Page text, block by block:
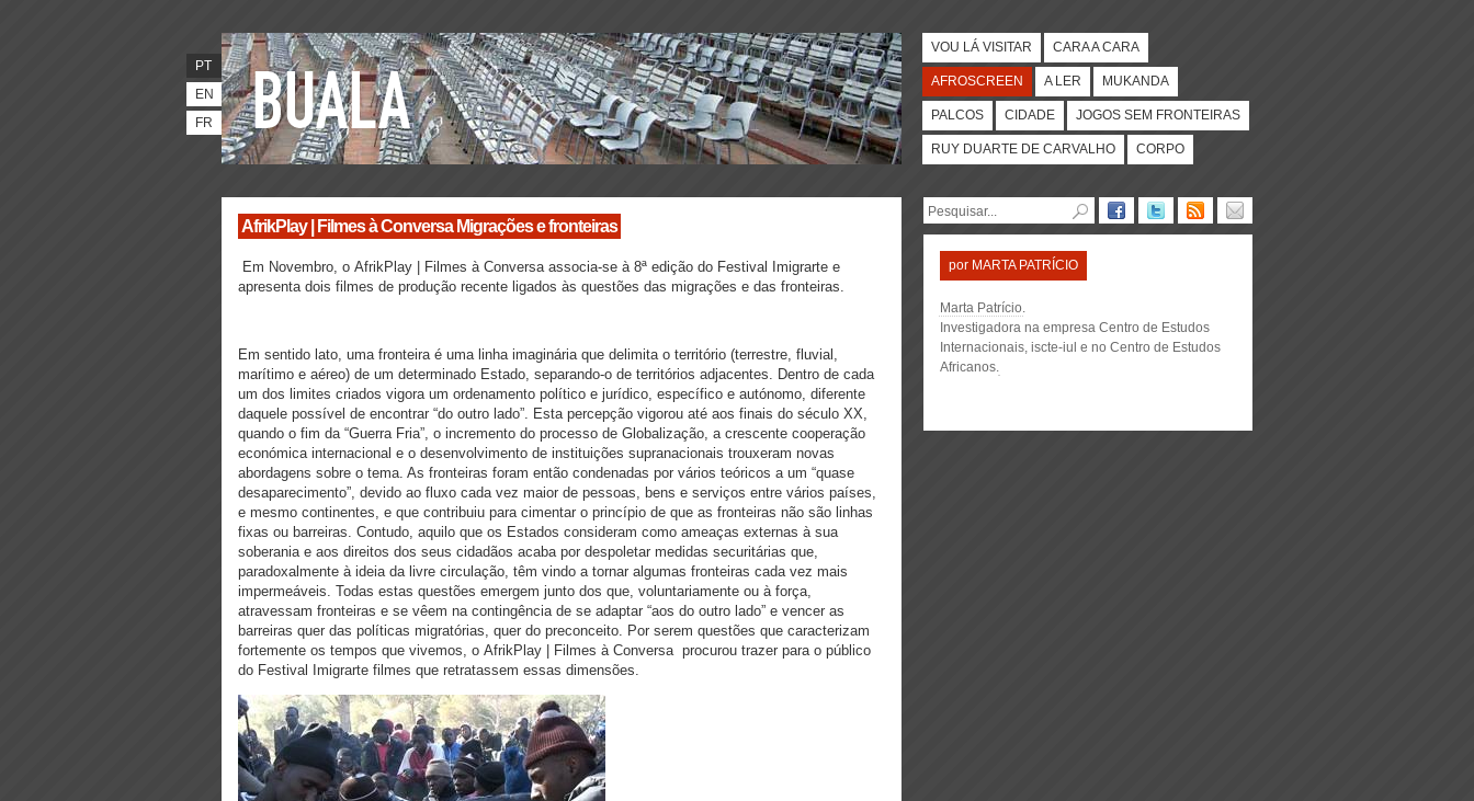
PT
EN
FR
VOU LÁ VISITAR CARA A CARA
AFROSCREEN A LER MUKANDA
PALCOS CIDADE JOGOS SEM FRONTEIRAS
RUY DUARTE DE CARVALHO CORPO
AfrikPlay | Filmes à Conversa Migrações e fronteiras
Em Novembro, o AfrikPlay | Filmes à Conversa associa-se à 8ª edição do Festival Imigrarte e
apresenta dois filmes de produção recente ligados às questões das migrações e das fronteiras.
Em sentido lato, uma fronteira é uma linha imaginária que delimita o território (terrestre, fluvial,
marítimo e aéreo) de um determinado Estado, separando-o de territórios adjacentes. Dentro de cada
um dos limites criados vigora um ordenamento político e jurídico, específico e autónomo, diferente
daquele possível de encontrar “do outro lado”. Esta percepção vigorou até aos finais do século XX,
quando o fim da “Guerra Fria”, o incremento do processo de Globalização, a crescente cooperação
económica internacional e o desenvolvimento de instituições supranacionais trouxeram novas
abordagens sobre o tema. As fronteiras foram então condenadas por vários teóricos a um “quase
desaparecimento”, devido ao fluxo cada vez maior de pessoas, bens e serviços entre vários países,
e mesmo continentes, e que contribuiu para cimentar o princípio de que as fronteiras não são linhas
fixas ou barreiras. Contudo, aquilo que os Estados consideram como ameaças externas à sua
soberania e aos direitos dos seus cidadãos acaba por despoletar medidas securitárias que,
paradoxalmente à ideia da livre circulação, têm vindo a tornar algumas fronteiras cada vez mais
impermeáveis. Todas estas questões emergem junto dos que, voluntariamente ou à força,
atravessam fronteiras e se vêem na contingência de se adaptar “aos do outro lado” e vencer as
barreiras quer das políticas migratórias, quer do preconceito. Por serem questões que caracterizam
fortemente os tempos que vivemos, o AfrikPlay | Filmes à Conversa procurou trazer para o público
do Festival Imigrarte filmes que retratassem essas dimensões.
por MARTA PATRÍCIO
Marta Patrício.
Investigadora na empresa Centro de Estudos
Internacionais, iscte-iul e no Centro de Estudos
Africanos.